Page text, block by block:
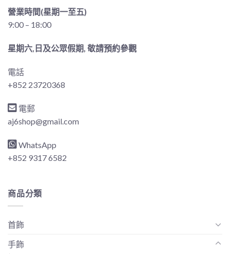
營業時間(星期一至五)
9:00 – 18:00
星期六,日及公眾假期, 敬請預約參觀
電話
+852 23720368
電郵
aj6shop@gmail.com
WhatsApp
+852 9317 6582
商品分類
首飾
手飾